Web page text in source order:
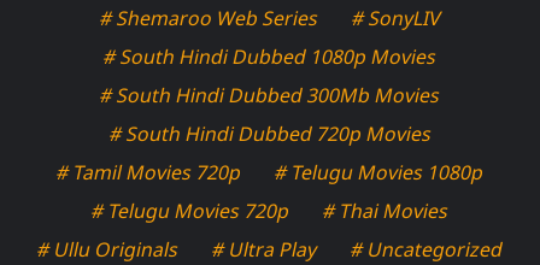
# Shemaroo Web Series
# SonyLIV
# South Hindi Dubbed 1080p Movies
# South Hindi Dubbed 300Mb Movies
# South Hindi Dubbed 720p Movies
# Tamil Movies 720p
# Telugu Movies 1080p
# Telugu Movies 720p
# Thai Movies
# Ullu Originals
# Ultra Play
# Uncategorized